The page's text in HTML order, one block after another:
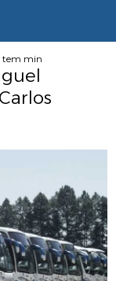
para funcionarios
tem mini onibus